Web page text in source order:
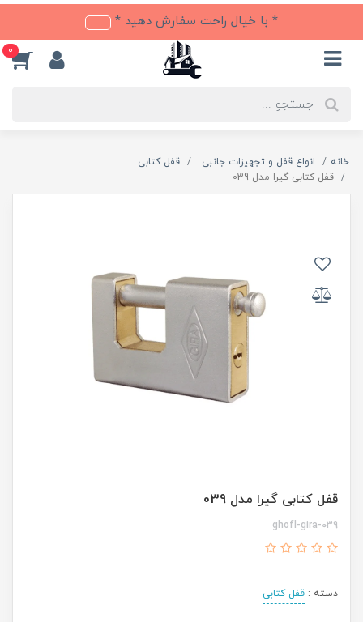
* با خیال راحت سفارش دهید *
0
خانه انواع قفل و تجهیزات جانبی
قفل کتابی
قفل کتابی گیرا مدل 039
قفل کتابی گیرا مدل 039
ghofl-gira-039
دسته : قفل کتابی